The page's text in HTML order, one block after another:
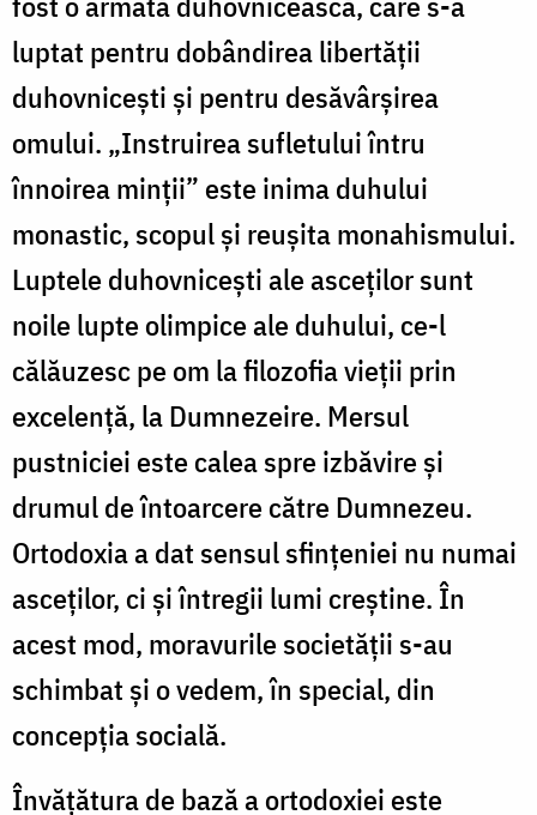
luptat pentru dobândirea libertății
duhovnicești și pentru desăvârșirea
omului. „Instruirea sufletului întru
înnoirea minții” este inima duhului
monastic, scopul și reușita monahismului.
Luptele duhovnicești ale asceților sunt
noile lupte olimpice ale duhului, ce-l
călăuzesc pe om la filozofia vieții prin
excelență, la Dumnezeire. Mersul
pustniciei este calea spre izbăvire și
drumul de întoarcere către Dumnezeu.
Ortodoxia a dat sensul sfințeniei nu numai
asceților, ci și întregii lumi creștine. În
acest mod, moravurile societății s-au
schimbat și o vedem, în special, din
concepția socială.
Învățătura de bază a ortodoxiei este